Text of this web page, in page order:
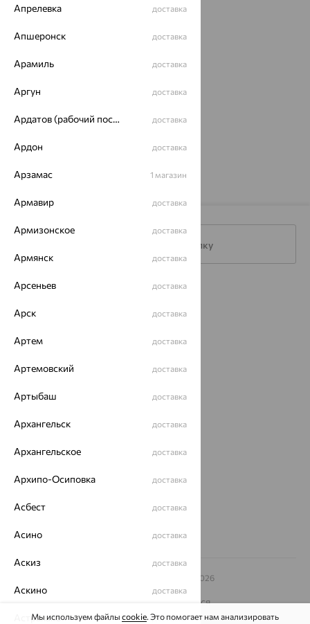
Кольцо, серебро,
11 480
Подписаться на рассылку
Каталог
Акции
Магазины
Покупателям
О нас
Магазины и доставка г. Липецк
еще 3
8 (800) 250-02-30
– 2026
Архив акций
Карта сайта
На информационном ресурсе применяются
рекомендательные технологии
Апрелевка доставка
Апшеронск доставка
Арамиль доставка
Аргун доставка
Ардатов (рабочий поселок) доставка
Ардон доставка
Арзамас 1 магазин
Армавир доставка
Армизонское доставка
Армянск доставка
Арсеньев доставка
Арск доставка
Артем доставка
Артемовский доставка
Артыбаш доставка
Архангельск доставка
Архангельское доставка
Архипо-Осиповка доставка
Асбест доставка
Асино доставка
Аскиз доставка
Аскино доставка
Астрахань доставка
Мы используем файлы cookie. Это помогает нам анализировать